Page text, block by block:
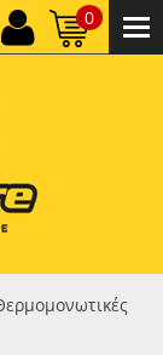
0
0,00 €